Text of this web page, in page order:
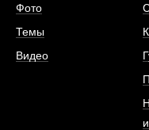
Фото
Темы
Видео